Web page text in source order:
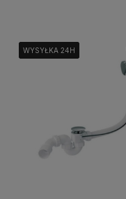
WYSYŁKA 24H
WYSYŁKA 24H
WYSYŁKA 24H
WYSYŁKA 24H